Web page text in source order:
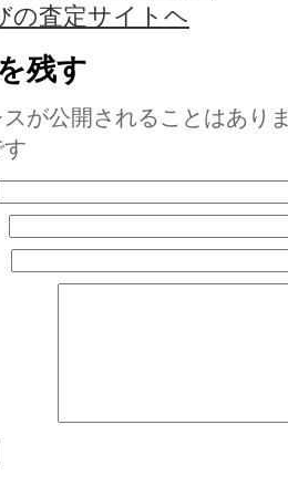
の査定サイトヘ
残す
スが公開されることはあり